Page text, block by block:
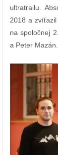
ultratrailu.
2018 a
na spoločnej
a Peter